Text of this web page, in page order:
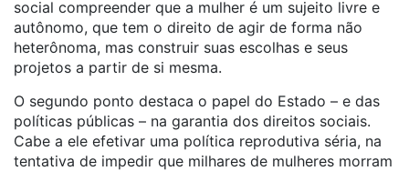
social compreender que a mulher é um sujeito livre e
autônomo, que tem o direito de agir de forma não
heterônoma, mas construir suas escolhas e seus
projetos a partir de si mesma.
O segundo ponto destaca o papel do Estado – e das
políticas públicas – na garantia dos direitos sociais.
Cabe a ele efetivar uma política reprodutiva séria, na
tentativa de impedir que milhares de mulheres morram